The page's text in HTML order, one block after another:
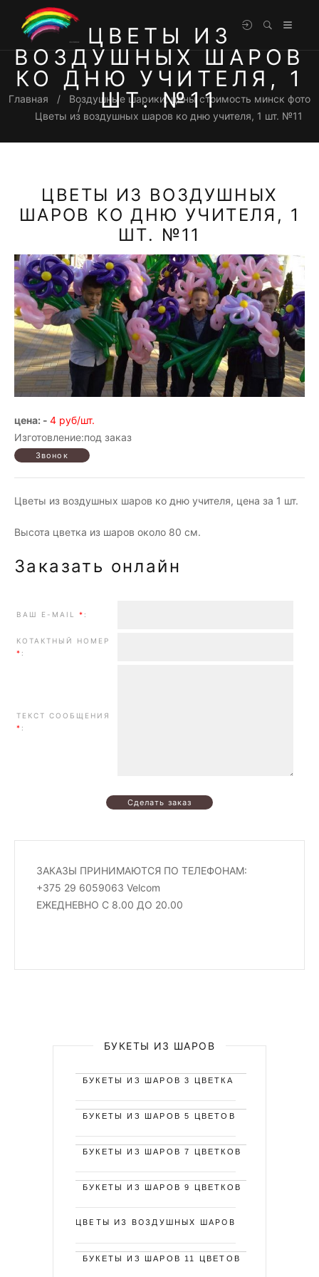
ЦВЕТЫ ИЗ
ВОЗДУШНЫХ ШАРОВ
КО ДНЮ УЧИТЕЛЯ, 1
ШТ. №11
Главная
Воздушные шарики, цены стоимость минск фото
Цветы из воздушных шаров ко дню учителя, 1 шт. №11
ЦВЕТЫ ИЗ ВОЗДУШНЫХ
ШАРОВ КО ДНЮ УЧИТЕЛЯ, 1
ШТ. №11
цена: - 4 руб/шт.
Изготовление:под заказ
Цветы из воздушных шаров ко дню учителя, цена за 1 шт.
Высота цветка из шаров около 80 см.
Заказать онлайн
ВАШ E-MAIL * :
КОТАКТНЫЙ НОМЕР
* :
ТЕКСТ СООБЩЕНИЯ
* :
ЗАКАЗЫ ПРИНИМАЮТСЯ ПО ТЕЛЕФОНАМ:
+375 29 6059063 Velcom
ЕЖЕДНЕВНО С 8.00 ДО 20.00
БУКЕТЫ ИЗ ШАРОВ
БУКЕТЫ ИЗ ШАРОВ 3 ЦВЕТКА
БУКЕТЫ ИЗ ШАРОВ 5 ЦВЕТОВ
БУКЕТЫ ИЗ ШАРОВ 7 ЦВЕТКОВ
БУКЕТЫ ИЗ ШАРОВ 9 ЦВЕТКОВ
ЦВЕТЫ ИЗ ВОЗДУШНЫХ ШАРОВ
БУКЕТЫ ИЗ ШАРОВ 11 ЦВЕТОВ